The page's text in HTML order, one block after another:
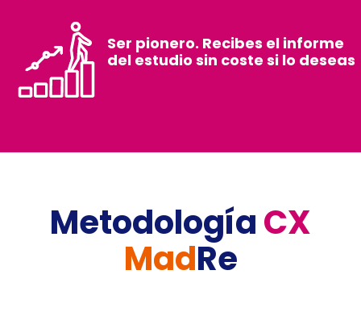
Ser pionero. Recibes el informe
del estudio sin coste si lo deseas
MetodologíaCX
MadRe